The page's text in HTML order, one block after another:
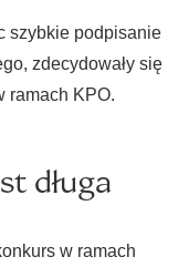
szybkie podpisanie
zdecydowały się
ramach KPO.
długa
w ramach